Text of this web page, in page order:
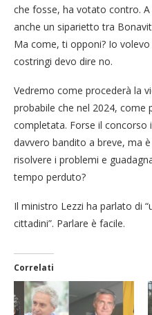
che fosse, ha votato contro. A
anche un siparietto tra
Ma come, ti opponi? Io
costringi devo dire no.
Vedremo come procederà la
probabile che nel 2024, come
completata. Forse il concorso
davvero bandito a breve, ma
risolvere i problemi e
tempo perduto?
Il ministro Lezzi ha parlato di
cittadini”. Parlare è facile.
Correlati